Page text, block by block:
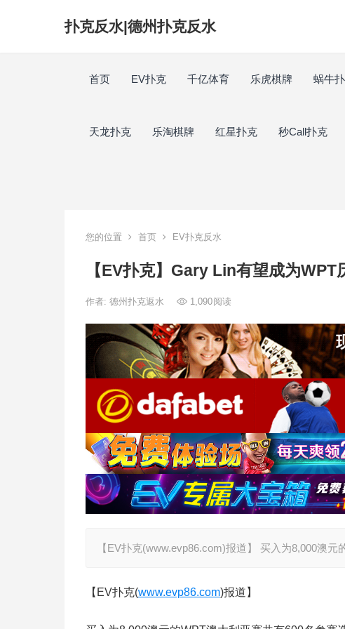
扑克反水|德州扑克反水
首页 EV扑克 千亿体育 乐虎棋牌 蜗牛
天龙扑克 乐淘棋牌 红星扑克 秒Call扑克
您的位置 首页 EV扑克反水
【EV扑克】Gary Lin有望成为
作者: 德州扑克返水 1,090阅读
【EV扑克(www.evp86.com)报道】 买入为8,000澳
【EV扑克(www.evp86.com)报道】